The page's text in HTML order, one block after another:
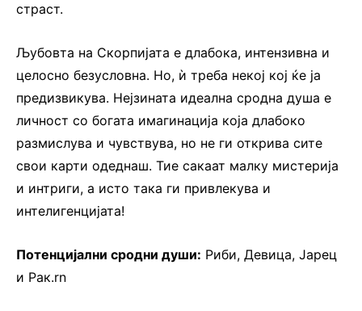
страст.
Љубовта на Скорпијата е длабока, интензивна и
целосно безусловна. Но, ѝ треба некој кој ќе ја
предизвикува. Нејзината идеална сродна душа е
личност со богата имагинација која длабоко
размислува и чувствува, но не ги открива сите
свои карти одеднаш. Тие сакаат малку мистерија
и интриги, а исто така ги привлекува и
интелигенцијата!
Потенцијални сродни души: Риби, Девица, Јарец
и Рак.rn